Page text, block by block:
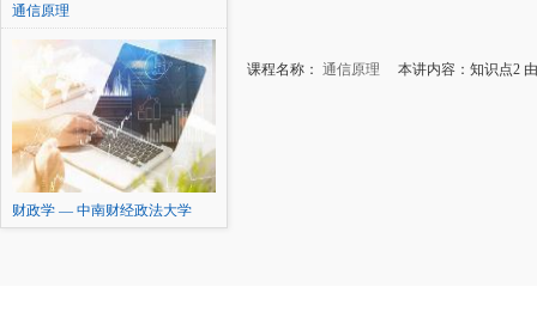
通信原理
财政学 — 中南财经政法大学
课程名称： 通信原理 本讲内容：知识点2 由